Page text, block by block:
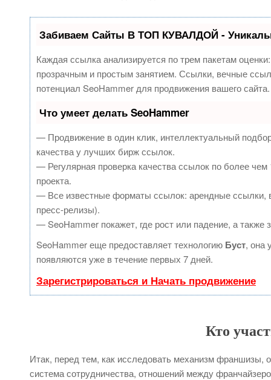
Забиваем Сайты В ТОП КУВАЛДОЙ -
Каждая ссылка анализируется по трем пакетам
прозрачным и простым занятием. Ссылки, вечные
потенциал SeoHammer для продвижения вашего сайта.
Что умеет делать SeoHammer
— Продвижение в один клик, интеллектуальный
качества у лучших бирж ссылок.
— Регулярная проверка качества ссылок по более
проекта.
— Все известные форматы ссылок: арендные ссылки,
пресс-релизы).
— SeoHammer покажет, где рост или падение, а также
SeoHammer еще предоставляет технологию Буст, она
появляются уже в течение первых 7 дней.
Зарегистрироваться и Начать продвижение
Кто
Итак, перед тем, как исследовать механизм франшизы,
система сотрудничества, отношений между